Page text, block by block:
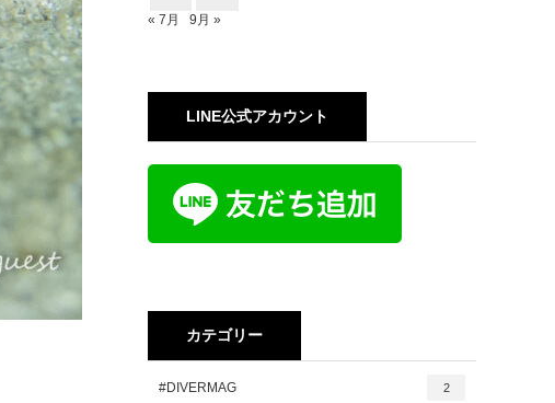
« 7月 9月 »
LINE公式アカウント
カテゴリー
#DIVERMAG 2